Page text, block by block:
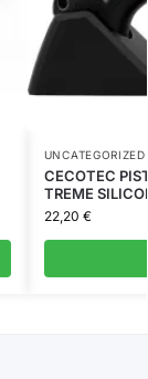
UNCATEGORIZED
CECOTEC
TREME
22,20 €